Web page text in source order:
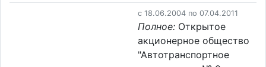
c 18.06.2004 по 07.04.2011
Полное: Открытое
акционерное общество
"Автотранспортное